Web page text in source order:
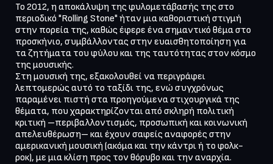
Το 2012, η αποκάλυψη της φυλομετάβασής της στο
περιοδικό "Rolling Stone" ήταν μια καθοριστική στιγμή
στην πορεία της, καθώς έφερε ένα σημαντικό θέμα στο
προσκήνιο, συμβάλλοντας στην ευαισθητοποίηση για
τα ζητήματα του φύλου και της ταυτότητας στον κόσμο
της μουσικής.
Στη μουσική της, εξακολουθεί να περιγράφει
λεπτομερώς αυτό το ταξίδι της, ενώ συγχρόνως
παραμένει πιστή στα προηγούμενα στιχουργικά της
θέματα, που χαρακτηρίζονται από σκληρή πολιτική
κριτική –περιβαλλοντισμός, προσωπική και κοινωνική
απελευθέρωση– και έχουν σαφείς αναφορές στην
αμερικανική μουσική (ακόμα και την κάντρι ή το φολκ-
ροκ), με μια κλίση προς τον θόρυβο και την αναρχία.